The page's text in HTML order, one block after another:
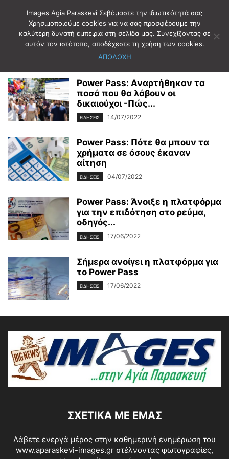
Αρχική Ετικέτες Power Pass
Power Pass: Αναρτήθηκαν τα
ποσά που θα λάβουν οι
δικαιούχοι -Πώς...
ΕΙΔΗΣΕΙΣ 14/07/2022
Power Pass: Πότε θα μπουν τα
χρήματα σε όσους έκαναν
αίτηση
ΕΙΔΗΣΕΙΣ 04/07/2022
Power Pass: Άνοιξε η πλατφόρμα
για την επιδότηση στο ρεύμα,
οδηγός...
ΕΙΔΗΣΕΙΣ 17/06/2022
Σήμερα ανοίγει η πλατφόρμα για
το Power Pass
ΕΙΔΗΣΕΙΣ 17/06/2022
ΣΧΕΤΙΚΆ ΜΕ ΕΜΆΣ
Λάβετε ενεργά μέρος στην καθημερινή ενημέρωση του
www.aparaskevi-images.gr στέλνοντας φωτογραφίες,
Images Agia Paraskevi Σεβόμαστε την ιδιωτικότητά σας
Χρησιμοποιούμε cookies για να σας προσφέρουμε την
καλύτερη δυνατή εμπειρία στη σελίδα μας. Συνεχίζοντας σε
αυτόν τον ιστότοπο, αποδέχεστε τη χρήση των cookies.
ΑΠΟΔΟΧΗ